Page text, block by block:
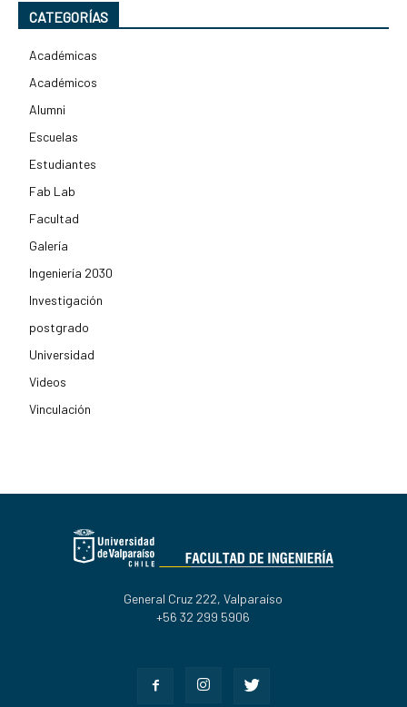
CATEGORÍAS
Académicas
Académicos
Alumni
Escuelas
Estudiantes
Fab Lab
Facultad
Galería
Ingeniería 2030
Investigación
postgrado
Universidad
Videos
Vinculación
General Cruz 222, Valparaíso
+56 32 299 5906